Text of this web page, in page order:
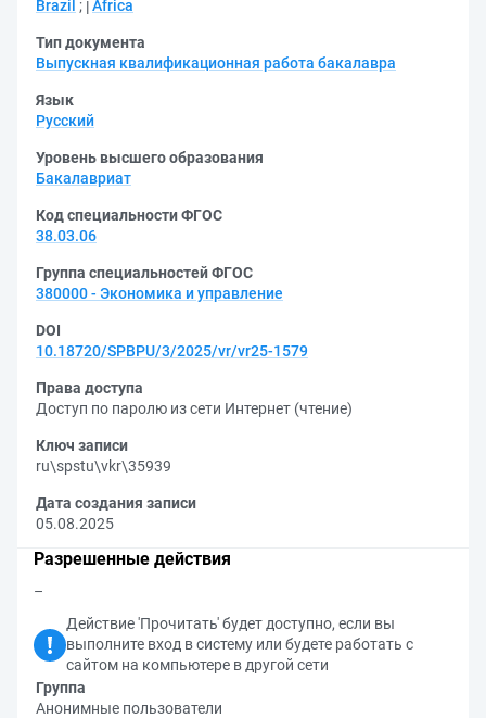
Brazil ; Africa
Тип документа
Выпускная квалификационная работа бакалавра
Язык
Русский
Уровень высшего образования
Бакалавриат
Код специальности ФГОС
38.03.06
Группа специальностей ФГОС
380000 - Экономика и управление
DOI
10.18720/SPBPU/3/2025/vr/vr25-1579
Права доступа
Доступ по паролю из сети Интернет (чтение)
Ключ записи
ru\spstu\vkr\35939
Дата создания записи
05.08.2025
Разрешенные действия
–
Действие 'Прочитать' будет доступно, если вы
выполните вход в систему или будете работать с
сайтом на компьютере в другой сети
Группа
Анонимные пользователи